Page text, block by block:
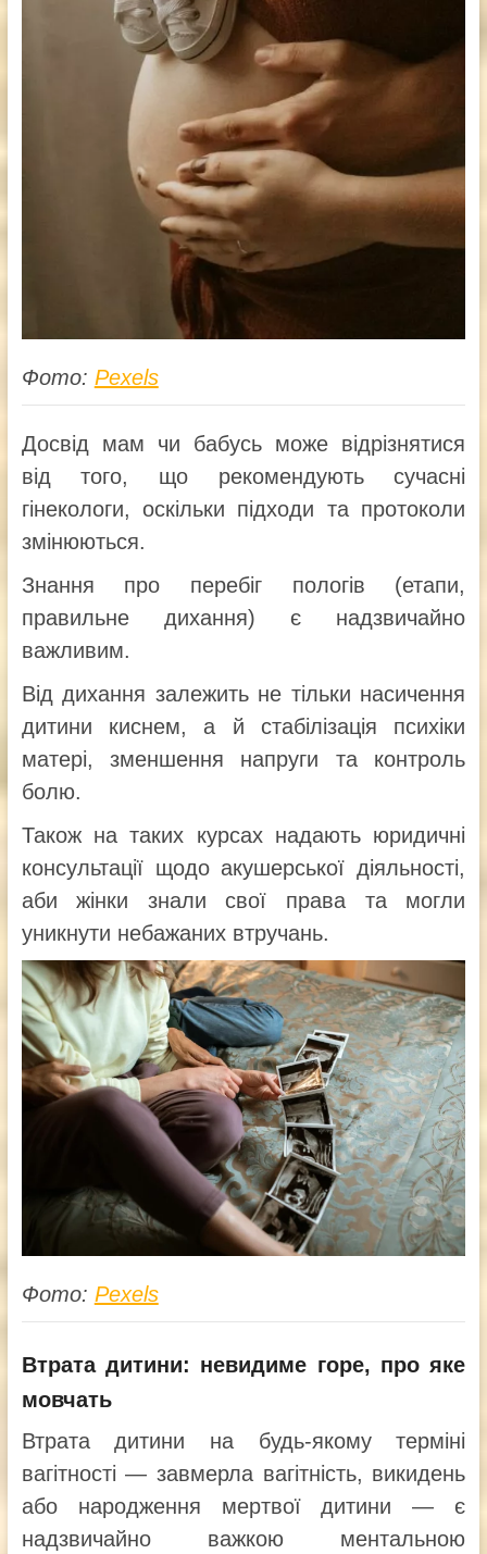
Фото: Pexels
Досвід мам чи бабусь може відрізнятися
від того, що рекомендують сучасні
гінекологи, оскільки підходи та протоколи
змінюються.
Знання про перебіг пологів (етапи,
правильне дихання) є надзвичайно
важливим.
Від дихання залежить не тільки насичення
дитини киснем, а й стабілізація психіки
матері, зменшення напруги та контроль
болю.
Також на таких курсах надають юридичні
консультації щодо акушерської діяльності,
аби жінки знали свої права та могли
уникнути небажаних втручань.
Фото: Pexels
Втрата дитини: невидиме горе, про яке
мовчать
Втрата дитини на будь-якому терміні
вагітності — завмерла вагітність, викидень
або народження мертвої дитини — є
надзвичайно важкою ментальною